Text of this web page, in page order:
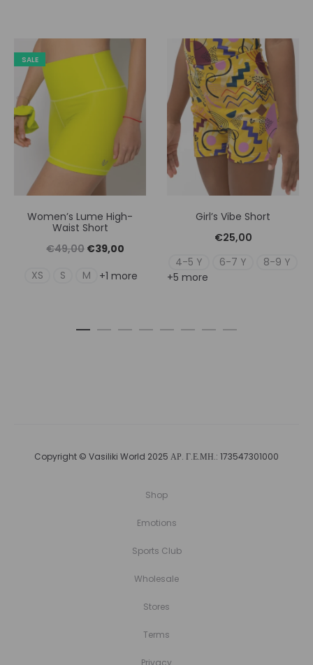
SALE
Women’s Lume High-
Waist Short
€49,00 Original
price
€39,00
€39,00.
XS S M +1 more
Girl’s Vibe Short
€25,00
4-5 Y
6-7 Y
8-9 Y
+5 more
Copyright © Vasiliki World 2025 ΑΡ. Γ.Ε.ΜΗ.: 173547301000
Shop
Emotions
Sports Club
Wholesale
Stores
Terms